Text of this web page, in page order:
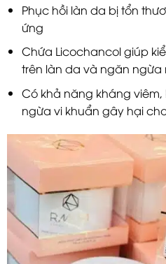
Phục hồi làn da bị tổn
ứng
Chứa Licochancol giúp
trên làn da và ngăn ngừa
Có khả năng kháng
ngừa vi khuẩn gây hại